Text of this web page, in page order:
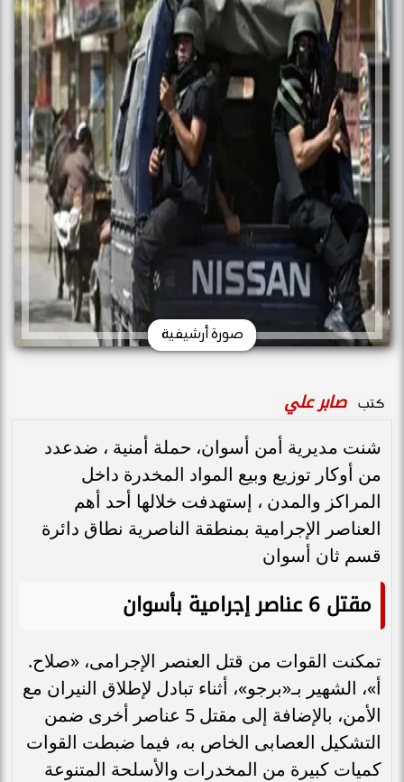
صورة أرشيفية
كتب صابر علي
شنت مديرية أمن أسوان، حملة أمنية ، ضدعدد
من أوكار توزيع وبيع المواد المخدرة داخل
المراكز والمدن ، إستهدفت خلالها أحد أهم
العناصر الإجرامية بمنطقة الناصرية نطاق دائرة
قسم ثان أسوان
مقتل 6 عناصر إجرامية بأسوان
تمكنت القوات من قتل العنصر الإجرامى، «صلاح.
أ»، الشهير بـ«برجو»، أثناء تبادل لإطلاق النيران مع
الأمن، بالإضافة إلى مقتل 5 عناصر أخرى ضمن
التشكيل العصابى الخاص به، فيما ضبطت القوات
كميات كبيرة من المخدرات والأسلحة المتنوعة